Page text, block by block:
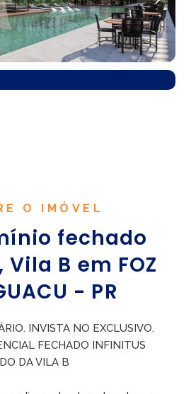
O IMÓVEL
fechado
B em FOZ
- PR
INVISTA NO EXCLUSIVO.
FECHADO INFINITUS
DA VILA B